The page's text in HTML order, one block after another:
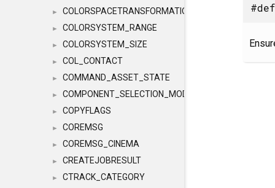
► COLORSPACETRANSFORMATION
► COLORSYSTEM_RANGE
► COLORSYSTEM_SIZE
► COL_CONTACT
► COMMAND_ASSET_STATE
► COMPONENT_SELECTION_MODES
► COPYFLAGS
► COREMSG
► COREMSG_CINEMA
► CREATEJOBRESULT
► CTRACK_CATEGORY